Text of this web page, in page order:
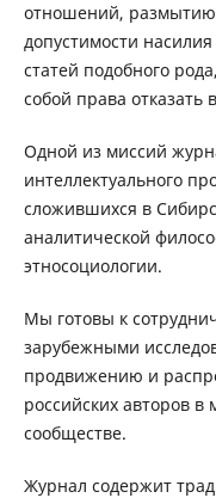
отношений, размытию
допустимости
статей подобного
собой права
Одной из миссий
интеллектуального
сложившихся в
аналитической
этносоциологии.
Мы готовы к
зарубежными
продвижению и
российских авторов
сообществе.
Журнал содержит